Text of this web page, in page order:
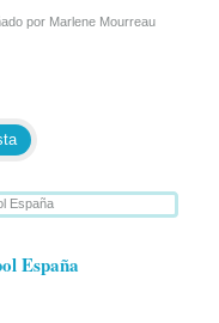
por Marlene Mourreau
España